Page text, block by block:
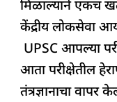
b
o
o
k
A
p
p
n
मिळाल्याने एकच
केंद्रीय लोकसेवा
UPSC आपल्या
आता परीक्षेतील
तंत्रज्ञानाचा